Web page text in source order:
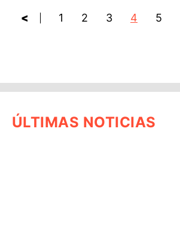
< 1 2 3 4 5
ÚLTIMAS NOTICIAS